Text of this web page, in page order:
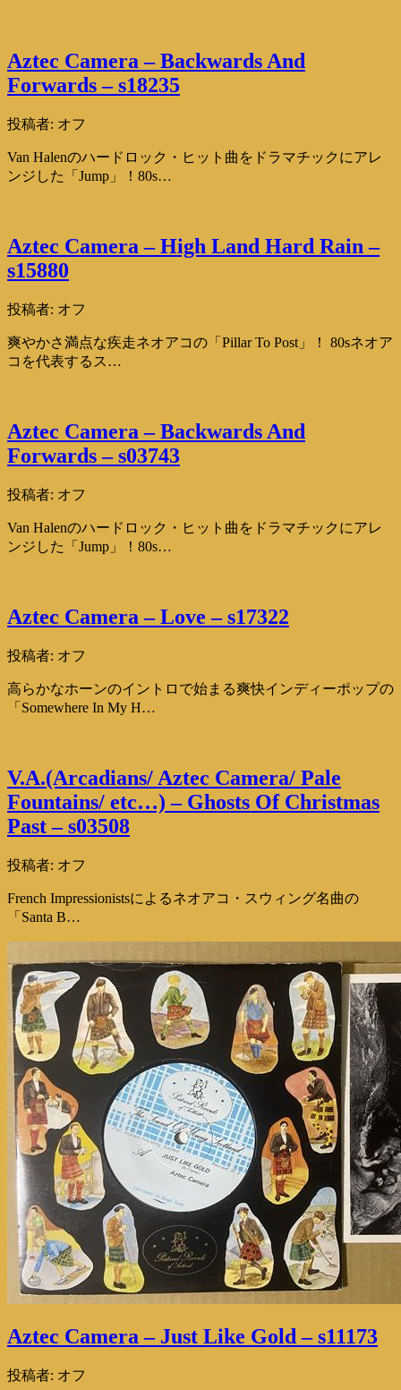
Aztec Camera – Backwards And
Forwards – s18235
投稿者: オフ
Van Halenのハードロック・ヒット曲をドラマチックにアレ
ンジした「Jump」！80s…
Aztec Camera – High Land Hard Rain –
s15880
投稿者: オフ
爽やかさ満点な疾走ネオアコの「Pillar To Post」！ 80sネオア
コを代表するス…
Aztec Camera – Backwards And
Forwards – s03743
投稿者: オフ
Van Halenのハードロック・ヒット曲をドラマチックにアレ
ンジした「Jump」！80s…
Aztec Camera – Love – s17322
投稿者: オフ
高らかなホーンのイントロで始まる爽快インディーポップの
「Somewhere In My H…
V.A.(Arcadians/ Aztec Camera/ Pale
Fountains/ etc…) – Ghosts Of Christmas
Past – s03508
投稿者: オフ
French Impressionistsによるネオアコ・スウィング名曲の
「Santa B…
Aztec Camera – Just Like Gold – s11173
投稿者: オフ